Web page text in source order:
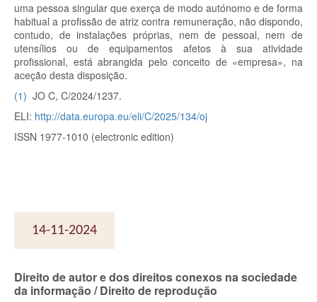
uma pessoa singular que exerça de modo autónomo e de forma
habitual a profissão de atriz contra remuneração, não dispondo,
contudo, de instalações próprias, nem de pessoal, nem de
utensílios ou de equipamentos afetos à sua atividade
profissional, está abrangida pelo conceito de «empresa», na
aceção desta disposição.
(1) JO C, C/2024/1237.
ELI: http://data.europa.eu/eli/C/2025/134/oj
ISSN 1977-1010 (electronic edition)
14-11-2024
Direito de autor e dos direitos conexos na sociedade
da informação / Direito de reprodução